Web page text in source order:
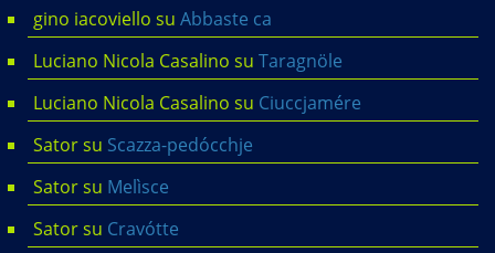
gino iacoviello su Abbaste ca
Luciano Nicola Casalino su Taragnöle
Luciano Nicola Casalino su Ciuccjamére
Satorsu Scazza-pedócchje
Satorsu Melìsce
Satorsu Cravótte